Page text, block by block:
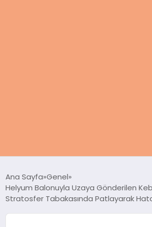
KADIN
Ana Sayfa Genel
Helyum Balonuyla Uzaya Gönderilen
Stratosfer Tabakasında Patlayarak